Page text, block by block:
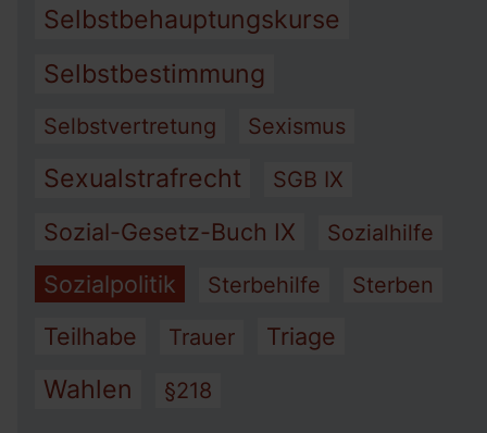
Selbstbehauptungskurse
Selbstbestimmung
Selbstvertretung Sexismus
Sexualstrafrecht SGB IX
Sozial-Gesetz-Buch IX Sozialhilfe
Sozialpolitik Sterbehilfe Sterben
Teilhabe Trauer Triage
Wahlen §218